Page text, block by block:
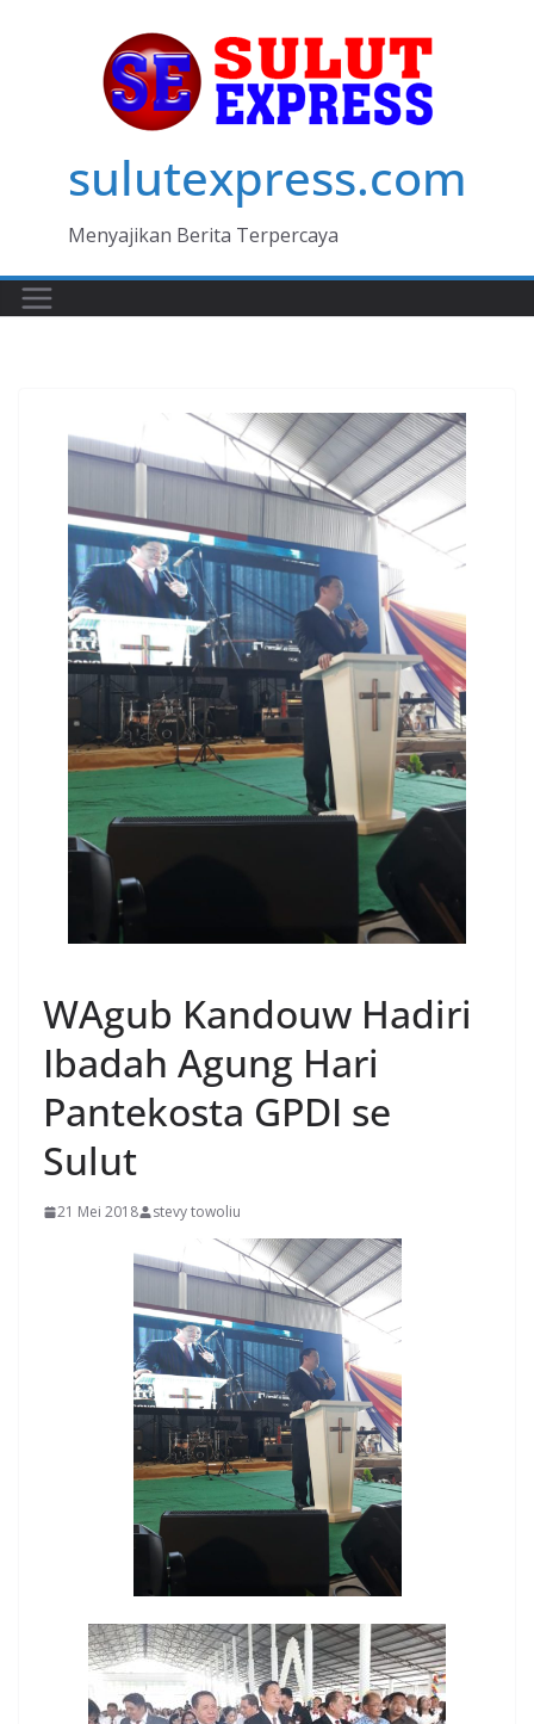
sulutexpress.com
Menyajikan Berita Terpercaya
WAgub Kandouw Hadiri
Ibadah Agung Hari
Pantekosta GPDI se
Sulut
21 Mei 2018 stevy towoliu